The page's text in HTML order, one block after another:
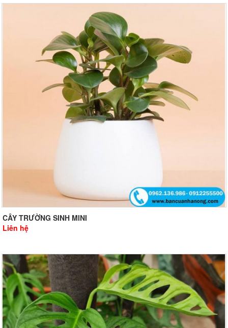
CÂY TRƯỜNG SINH MINI
Liên hệ